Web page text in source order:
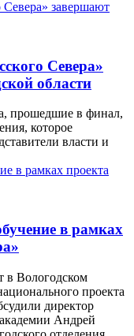
Севера»
области
прошедшие в финал,
которое
власти и
в рамках
в Вологодском
проекта
директор
Андрей